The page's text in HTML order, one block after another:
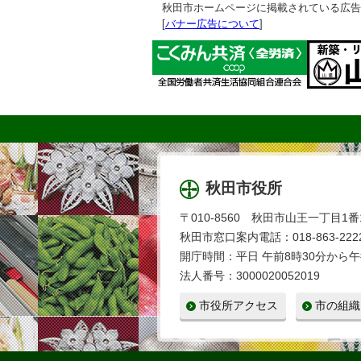
秋田市ホームページに掲載されている広
[バナー広告について]
秋田市役所
〒010-8560 秋田市山王一丁目1番
秋田市窓口案内電話：018-863-
開庁時間：平日 午前8時30分から
法人番号：3000020052019
市役所アクセス 市の組織